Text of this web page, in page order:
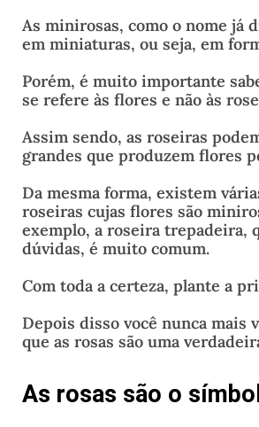
As minirosas, como o nome já
em miniaturas, ou seja, em
Porém, é muito importante
se refere às flores e não às
Assim sendo, as roseiras
grandes que produzem flores
Da mesma forma, existem
roseiras cujas flores são
exemplo, a roseira trepadeira,
dúvidas, é muito comum.
Com toda a certeza, plante a
Depois disso você nunca mais
que as rosas são uma
As rosas são o